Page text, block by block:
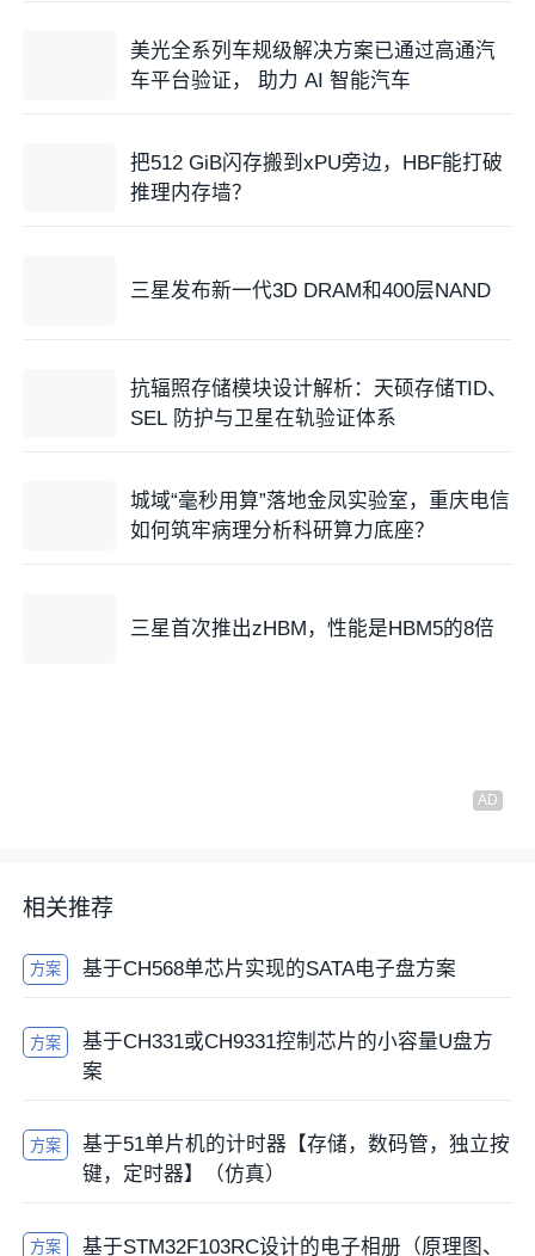
美光全系列车规级解决方案已通过高通汽
车平台验证， 助力 AI 智能汽车
把512 GiB闪存搬到xPU旁边，HBF能打破
推理内存墙？
三星发布新一代3D DRAM和400层NAND
抗辐照存储模块设计解析：天硕存储TID、
SEL 防护与卫星在轨验证体系
城域“毫秒用算”落地金凤实验室，重庆电信
如何筑牢病理分析科研算力底座？
三星首次推出zHBM，性能是HBM5的8倍
相关推荐
方案 基于CH568单芯片实现的SATA电子盘方案
方案
基于CH331或CH9331控制芯片的小容量U盘方
案
方案
基于51单片机的计时器【存储，数码管，独立按
键，定时器】（仿真）
方案 基于STM32F103RC设计的电子相册（原理图、